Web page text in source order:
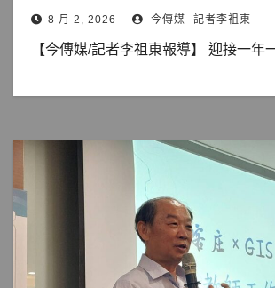
8 月 2, 2026 今傳媒- 記者李祖東
【今傳媒/記者李祖東報導】 迎接一年